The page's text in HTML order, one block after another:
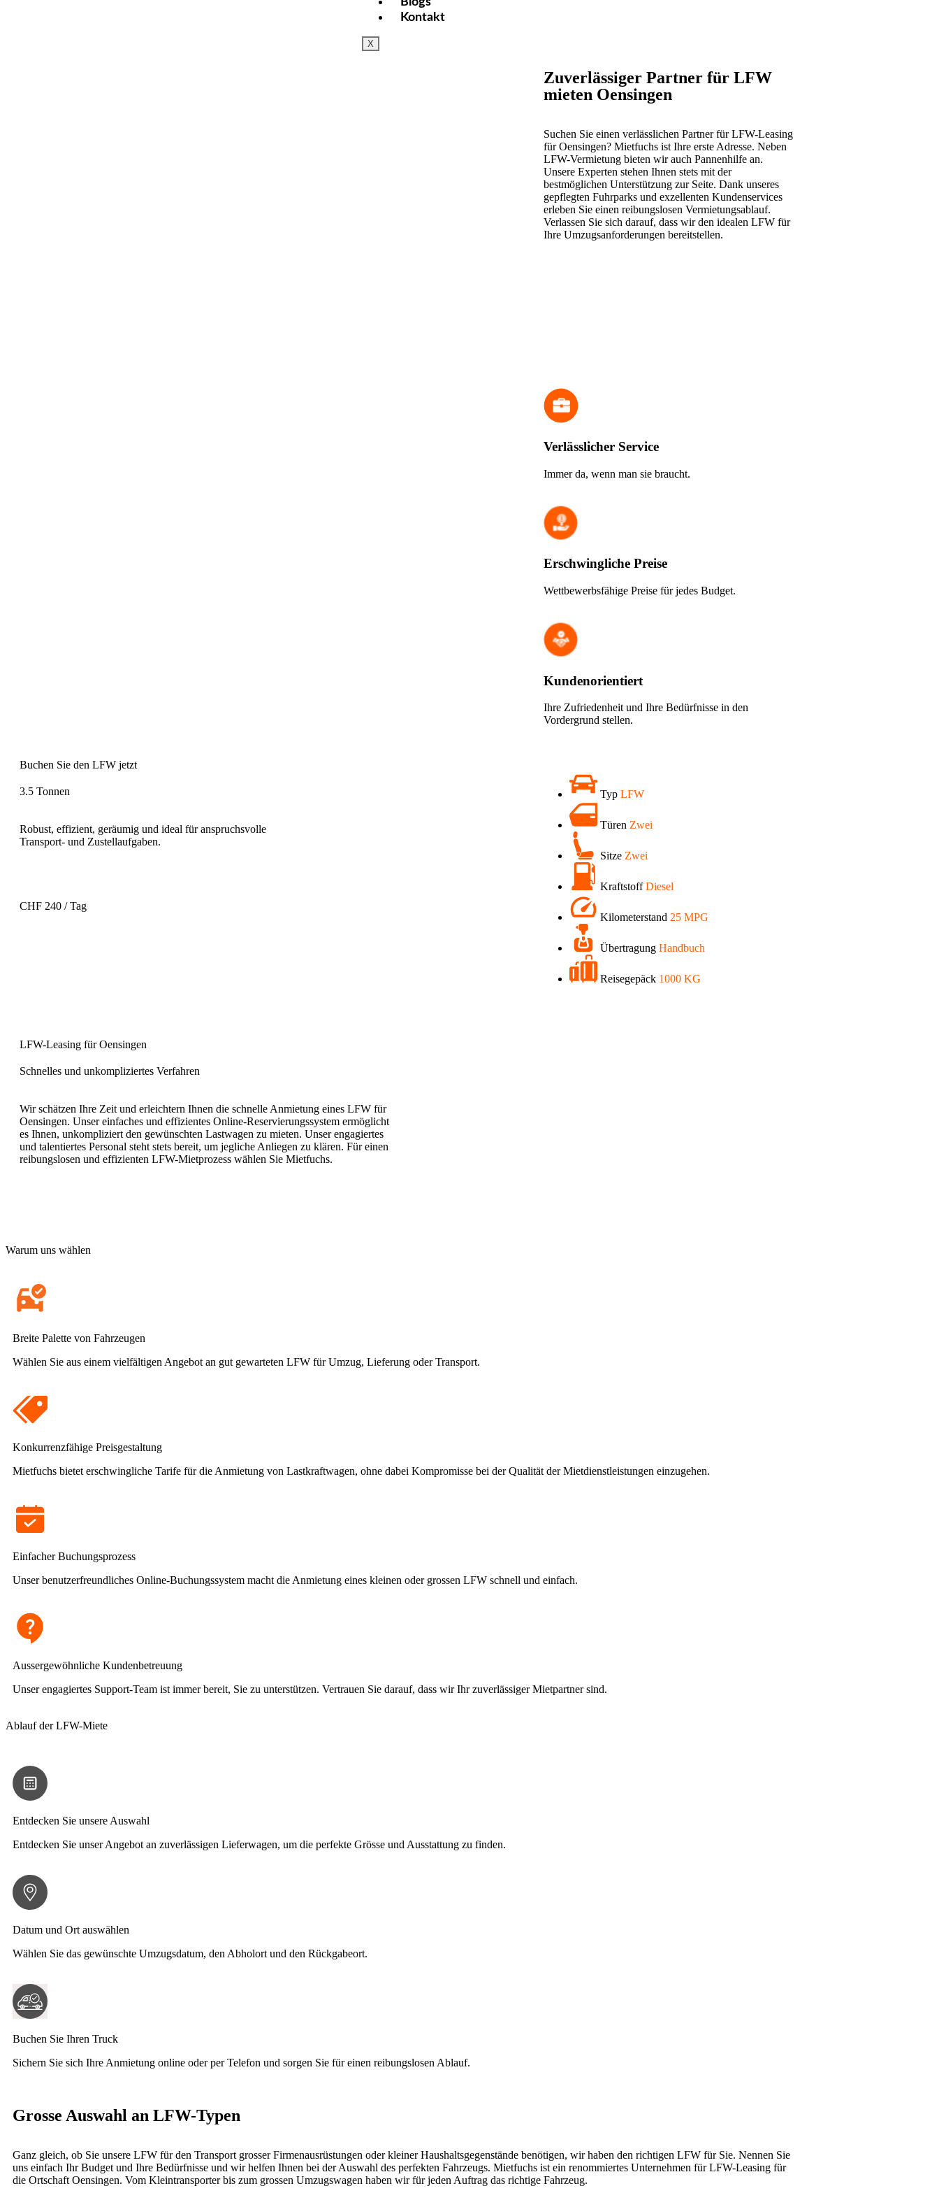
Kontakt
X
Zuverlässiger Partner für LFW
mieten Oensingen
Suchen Sie einen verlässlichen Partner fürLFW-Leasing
für Oensingen? Mietfuchs ist Ihre erste Adresse. Neben
LFW-Vermietung bieten wir auch Pannenhilfe an.
Unsere Experten stehen Ihnen stets mit der
bestmöglichen Unterstützung zur Seite. Dank unseres
gepflegten Fuhrparks und exzellenten Kundenservices
erleben Sie einen reibungslosen Vermietungsablauf.
Verlassen Sie sich darauf, dass wir den idealen LFWfür
Ihre Umzugsanforderungen bereitstellen.
Verlässlicher Service
Immer da, wenn man sie braucht.
Erschwingliche Preise
Wettbewerbsfähige Preise für jedes Budget.
Kundenorientiert
Ihre Zufriedenheit und Ihre Bedürfnisse in den
Vordergrund stellen.
Buchen Sie den LFW jetzt
3.5 Tonnen
Robust, effizient, geräumig und ideal für anspruchsvolle
Transport- und Zustellaufgaben.
CHF 240 / Tag
Typ LFW
Türen Zwei
Sitze Zwei
KraftstoffDiesel
Kilometerstand 25 MPG
Übertragung Handbuch
Reisegepäck 1000 KG
LFW-Leasing für Oensingen
Schnelles und unkompliziertes Verfahren
Wir schätzen Ihre Zeit und erleichtern Ihnen die schnelle Anmietung eines LFW für
Oensingen. Unser einfaches und effizientes Online-Reservierungssystem ermöglicht
es Ihnen, unkompliziert den gewünschten Lastwagen zu mieten. Unser engagiertes
und talentiertes Personal steht stets bereit, um jegliche Anliegen zu klären. Für einen
reibungslosen und effizienten LFW-Mietprozess wählen Sie Mietfuchs.
Warum uns wählen
Breite Palette von Fahrzeugen
Wählen Sie aus einem vielfältigen Angebot an gut gewarteten LFW für Umzug, Lieferung oder Transport.
Konkurrenzfähige Preisgestaltung
Mietfuchs bietet erschwingliche Tarife für die Anmietung von Lastkraftwagen, ohne dabei Kompromisse bei der Qualität der Mietdienstleistungen einzugehen.
Einfacher Buchungsprozess
Unser benutzerfreundliches Online-Buchungssystem macht die Anmietung eines kleinen oder grossen LFW schnell und einfach.
Aussergewöhnliche Kundenbetreuung
Unser engagiertes Support-Team ist immer bereit, Sie zu unterstützen. Vertrauen Sie darauf, dass wir Ihr zuverlässiger Mietpartner sind.
Ablauf der LFW-Miete
Entdecken Sie unsere Auswahl
Entdecken Sie unser Angebot an zuverlässigen Lieferwagen, um die perfekte Grösse und Ausstattung zu finden.
Datum und Ort auswählen
Wählen Sie das gewünschte Umzugsdatum, den Abholort und den Rückgabeort.
Buchen Sie Ihren Truck
Sichern Sie sich Ihre Anmietung online oder per Telefon und sorgen Sie für einen reibungslosen Ablauf.
Grosse Auswahl an LFW-Typen
Ganz gleich, ob Sie unsere LFW für den Transport grosser Firmenausrüstungen oder kleiner Haushaltsgegenstände benötigen, wir haben den richtigen LFW für Sie. Nennen Sie
uns einfach Ihr Budget und Ihre Bedürfnisse und wir helfen Ihnen bei der Auswahl des perfekten Fahrzeugs. Mietfuchs ist ein renommiertes Unternehmen fürLFW-Leasing für
die Ortschaft Oensingen. Vom Kleintransporter bis zum grossen Umzugswagen haben wir für jeden Auftrag das richtige Fahrzeug.